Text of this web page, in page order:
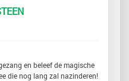
en beleef de magische
die nog lang zal nazinderen!